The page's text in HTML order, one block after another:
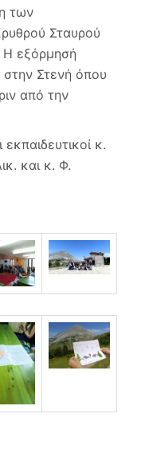
των
Σταυρού
Η εξόρμησή
Στενή όπου
από την
κ.
και κ. Φ.